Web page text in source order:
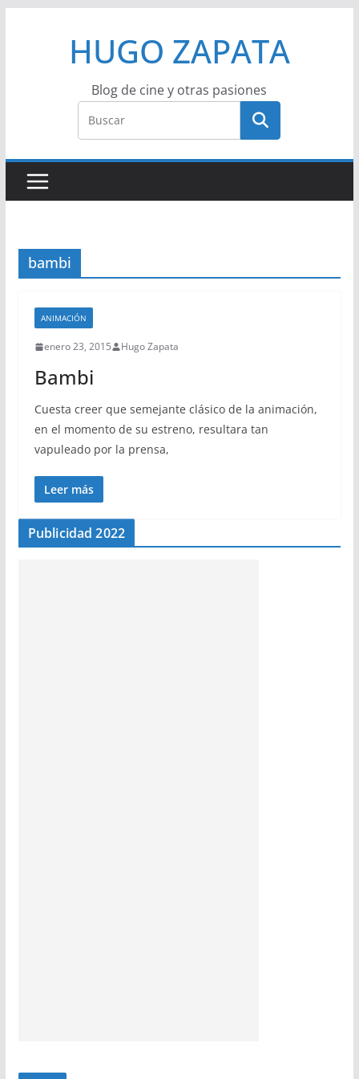
HUGO ZAPATA
Blog de cine y otras pasiones
bambi
ANIMACIÓN
enero 23, 2015 Hugo Zapata
Bambi
Cuesta creer que semejante clásico de la animación,
en el momento de su estreno, resultara tan
vapuleado por la prensa,
Leer más
Publicidad 2022